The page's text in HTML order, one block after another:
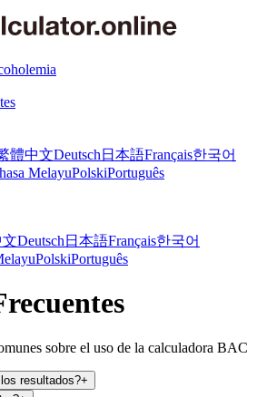
體中文Deutsch 日本語Français한국어
MelayuPolskiPortuguês
Deutsch 日本語Français한국어
PolskiPortuguês
sobre el uso de la calculadora BAC
resultados?+